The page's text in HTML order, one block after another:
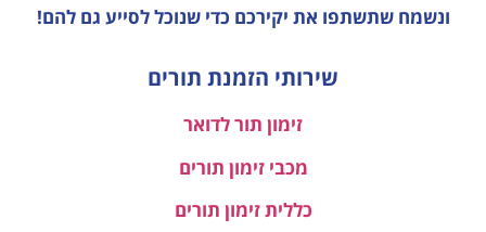
ונשמח שתשתפו את יקירכם כדי שנוכל לסייע גם להם!
שירותי הזמנת תורים
זימון תור לדואר
מכבי זימון תורים
כללית זימון תורים